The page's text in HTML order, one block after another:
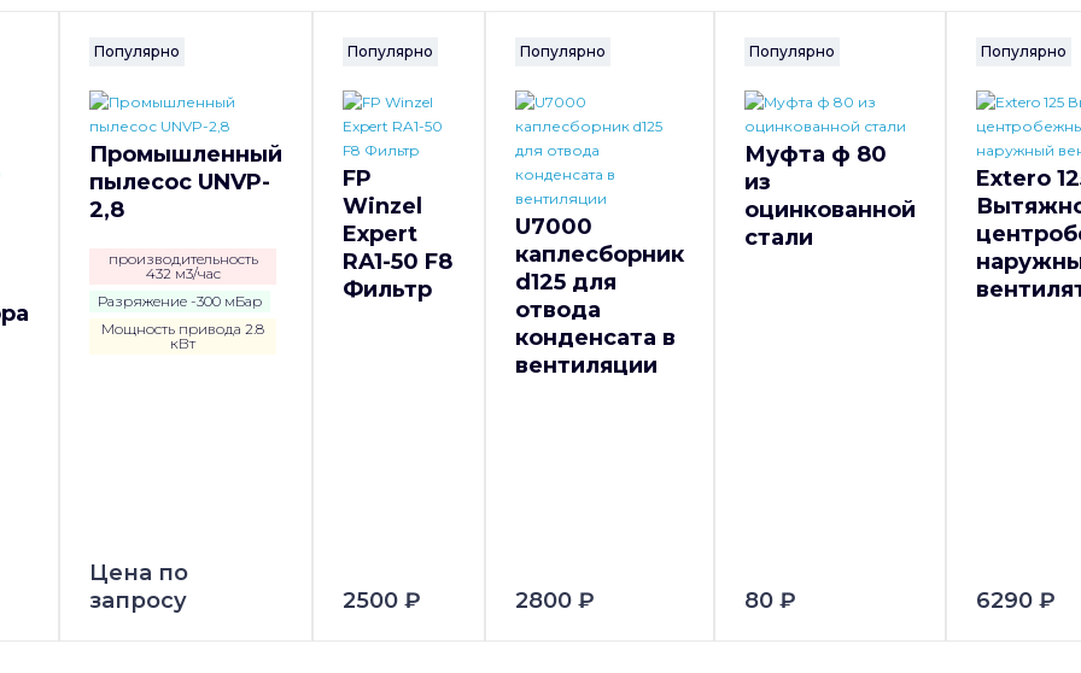
Популярно
Промышленный
пылесос UNVP-
2,8
производительность
432 м3/час
Разряжение -300 мБар
Мощность привода 2.8
кВт
Цена по
запросу
Популярно
FP
Winzel
Expert
RA1-50 F8
Фильтр
2500 ₽
Популярно
U7000
каплесборник
d125 для
отвода
конденсата в
вентиляции
2800 ₽
Популярно
Муфта ф 80
из
оцинкованной
стали
80 ₽
Популярно
Extero
6290 ₽